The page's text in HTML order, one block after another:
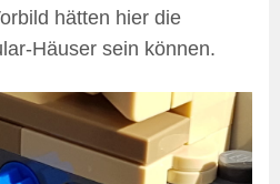
hätten hier die
Häuser sein können.